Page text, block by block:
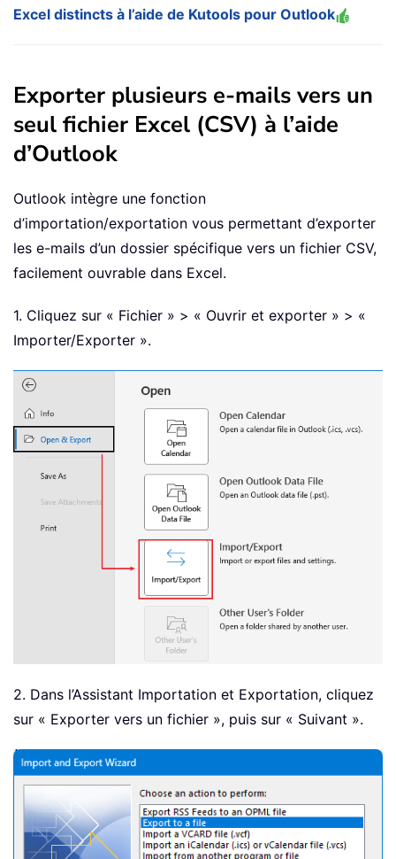
Excel distincts à l’aide de Kutools pour Outlook
Exporter plusieurs e-mails vers un
seul fichier Excel (CSV) à l’aide
d’Outlook
Outlook intègre une fonction
d’importation/exportation vous permettant d’exporter
les e-mails d’un dossier spécifique vers un fichier CSV,
facilement ouvrable dans Excel.
1. Cliquez sur « Fichier » > « Ouvrir et exporter » > «
Importer/Exporter ».
2. Dans l’Assistant Importation et Exportation, cliquez
sur « Exporter vers un fichier », puis sur « Suivant ».